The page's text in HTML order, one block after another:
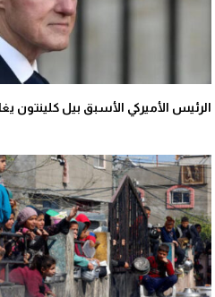
الرئيس الأميركي الأسبق بيل كلينتون